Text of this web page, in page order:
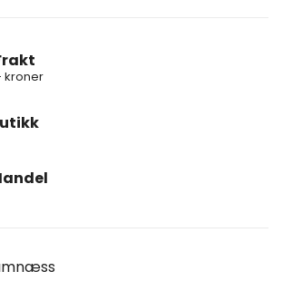
kroner